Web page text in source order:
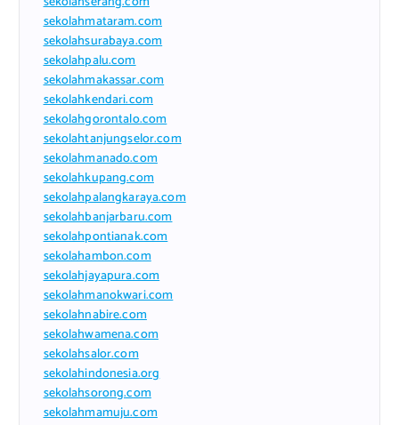
sekolahmataram.com
sekolahsurabaya.com
sekolahpalu.com
sekolahmakassar.com
sekolahkendari.com
sekolahgorontalo.com
sekolahtanjungselor.com
sekolahmanado.com
sekolahkupang.com
sekolahpalangkaraya.com
sekolahbanjarbaru.com
sekolahpontianak.com
sekolahambon.com
sekolahjayapura.com
sekolahmanokwari.com
sekolahnabire.com
sekolahwamena.com
sekolahsalor.com
sekolahindonesia.org
sekolahsorong.com
sekolahmamuju.com